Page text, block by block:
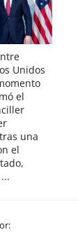
Unidos
el
una
el